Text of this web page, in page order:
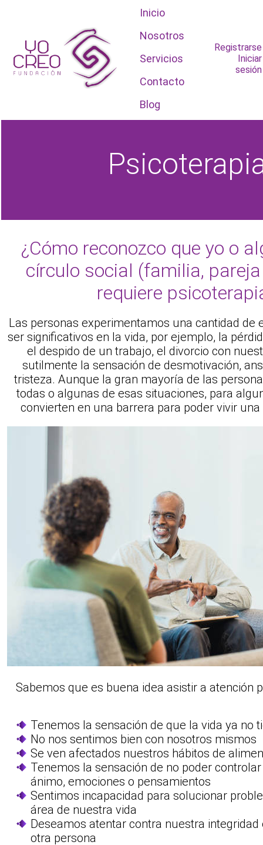
Inicio
Nosotros
Servicios
Contacto
Blog
Registrarse
Iniciar
sesión
¿Cómo reconozco que yo o
círculo social (familia,
requiere
Las personas experimentamos una cantidad de
ser significativos en la vida, por ejemplo, la
el despido de un trabajo, el divorcio con
sutilmente la sensación de desmotivación,
tristeza. Aunque la gran mayoría de las
todas o algunas de esas situaciones, para
convierten en una barrera para poder vivir
Sabemos que es buena idea asistir a atención
Tenemos la sensación de que la vida ya no
No nos sentimos bien con nosotros mismos
Se ven afectados nuestros hábitos de
Tenemos la sensación de no poder
ánimo, emociones o pensamientos
Sentimos incapacidad para solucionar
área de nuestra vida
Deseamos atentar contra nuestra integridad
otra persona